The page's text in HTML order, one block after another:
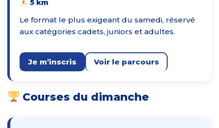
5 km
Le format le plus exigeant du samedi, réservé
aux catégories cadets, juniors et adultes.
Je m’inscris Voir le parcours
Courses du dimanche